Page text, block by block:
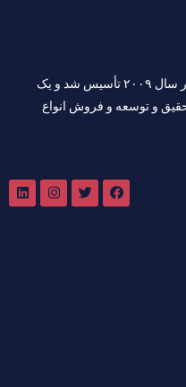
شرکت فناوری ساینده‌های هنان سیچنگ در سال ۲۰۰۹ تأسیس شد و یک
و توسعه و فروش انواع